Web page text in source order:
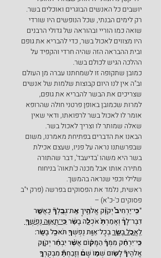
יושבים כל האנשים הבוגרים ואוכלים בשר.
רק לימים הבנתי, שכל הנופשים היו שורדי
שואה כמו הוריי ובהוראה של גדולי הרבנים
היו מצווים לאכול בשר, כדי להבריא את גופם
ובית ההבראה הזה שהיה חרדי והקפיד על
ההלכה הגיש לכולם בשר.
כמובן שתקופה זו לשמחתנו עברה מן העולם
וב"ה אין לנו היום קבוצות שלמות של אנשים
שצריכים את הבשר להבריא את גופם,
למרות שכמובן באופן פרטני חולה שהרופא
אומר לו לאכול בשר לרפואתו, ודאי שאין
שאלה שמותר לו וצריך לאכול בשר.
הבאנו את הדברים בפתיחת מאמרנו, משום
שבפרשתנו נראה על פניו, שעצם אכילת
בשר היא משהו 'בדיעבד', דבר שהתורה
מתירה אותו אבל מכנה כ'תאוה' בניחוח
שלילי וכפי שנראה בהמשך.
ראשית, נלמד את הפסוקים בפרשה (פרק י"ב
פסוקים כ'-כ"א) –
"כִּֽי־יַרְחִיב֩ יְקֹוָ֨ק אֱלֹהֶ֥יךָ אֶֽת־גְּבֻֽלְךָ֘ כַּאֲשֶׁ֣ר
דִּבֶּר־לָךְ֒ וְאָמַרְתָּ֙ אֹכְלָ֣ה בָשָׂ֔ר כִּֽי־תְאַוֶּ֥ה נַפְשְׁךָ֖
לֶאֱכֹ֣ל בָּשָׂ֑ר בְּכָל־אַוַּ֥ת נַפְשְׁךָ֖ תֹּאכַ֥ל בָּשָֽׂר:
כִּֽי־יִרְחַ֨ק מִמְּךָ֜ הַמָּק֗וֹם אֲשֶׁ֨ר יִבְחַ֜ר יְקֹוָ֣ק
אֱלֹהֶיךָ֘ לָשׂ֣וּם שְׁמ֣וֹ שָׁם֒ וְזָבַחְתָּ֞ מִבְּקָרְךָ֣